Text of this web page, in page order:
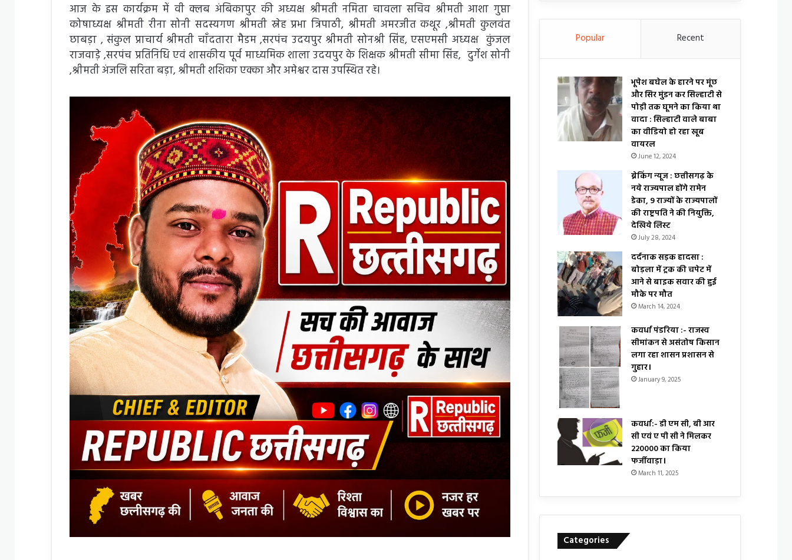
आज के इस कार्यक्रम में वी क्लब अंबिकापुर की अध्यक्ष श्रीमती नमिता चावला सचिव श्रीमती आशा गुप्ता
कोषाध्यक्ष श्रीमती रीना सोनी सदस्यगण श्रीमती स्नेह प्रभा त्रिपाठी, श्रीमती अमरजीत कथूर ,श्रीमती कुलवंत
छाबड़ा , संकुल प्राचार्य श्रीमती चाँदतारा मैडम ,सरपंच उदयपुर श्रीमती सोनश्री सिंह, एसएमसी अध्यक्ष कुंजल
राजवाड़े ,सरपंच प्रतिनिधि एवं शासकीय पूर्व माध्यमिक शाला उदयपुर के शिक्षक श्रीमती सीमा सिंह, दुर्गेश सोनी
,श्रीमती अंजलि सरिता बड़ा, श्रीमती शशिका एक्का और अमेश्वर दास उपस्थित रहे।
Popular Recent
भूपेश बघेल के हारने पर मूंछ
और सिर मुंडन कर सिल्हाटी से
पोड़ी तक घूमने का किया था
वादा : सिल्हाटी वाले बाबा
का वीडियो हो रहा खूब
वायरल
June 12, 2024
ब्रेकिंग न्यूज : छत्तीसगढ़ के
नये राज्यपाल होंगे रामेन
डेका, 9 राज्यों के राज्यपालों
की राष्ट्रपति ने की नियुक्ति,
देखिये लिस्ट
July 28, 2024
दर्दनाक सड़क हादसा :
बोड़ला में ट्रक की चपेट में
आने से बाइक सवार की हुई
मौके पर मौत
March 14, 2024
कवर्धा पंडरिया :- राजस्व
सीमांकन से असंतोष किसान
लगा रहा शासन प्रशासन से
गुहार।
January 9, 2025
कवर्धा:- डी एम सी, बी आर
सी एवं ए पी सी ने मिलकर
₹220000 का किया
फर्जीवाड़ा।
March 11, 2025
Categories